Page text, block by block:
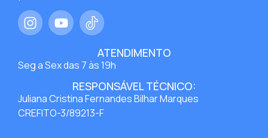
ATENDIMENTO
Seg a Sex das 7 às 19h
RESPONSÁVEL TÉCNICO:
Juliana Cristina Fernandes Bilhar Marques
CREFITO-3/89213-F